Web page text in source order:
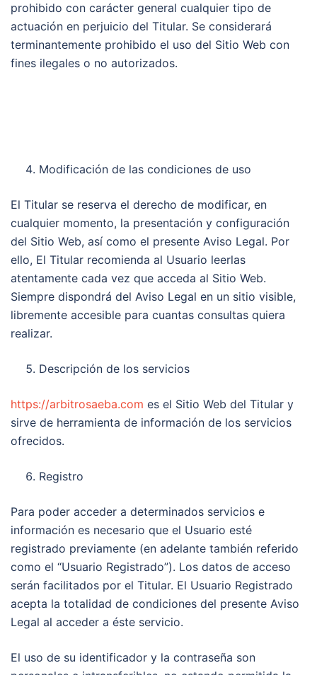
prohibido con carácter general cualquier tipo de
actuación en perjuicio del Titular. Se considerará
terminantemente prohibido el uso del Sitio Web con
fines ilegales o no autorizados.
Modificación de las condiciones de uso
El Titular se reserva el derecho de modificar, en
cualquier momento, la presentación y configuración
del Sitio Web, así como el presente Aviso Legal. Por
ello, El Titular recomienda al Usuario leerlas
atentamente cada vez que acceda al Sitio Web.
Siempre dispondrá del Aviso Legal en un sitio visible,
libremente accesible para cuantas consultas quiera
realizar.
Descripción de los servicios
https://arbitrosaeba.com es el Sitio Web del Titular y
sirve de herramienta de información de los servicios
ofrecidos.
Registro
Para poder acceder a determinados servicios e
información es necesario que el Usuario esté
registrado previamente (en adelante también referido
como el “Usuario Registrado”). Los datos de acceso
serán facilitados por el Titular. El Usuario Registrado
acepta la totalidad de condiciones del presente Aviso
Legal al acceder a éste servicio.
El uso de su identificador y la contraseña son